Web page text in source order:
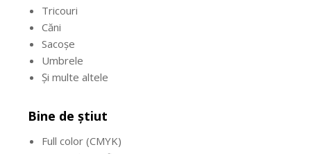
Tricouri
Căni
Sacoșe
Umbrele
Și multe altele
Bine de știut
Full color (CMYK)